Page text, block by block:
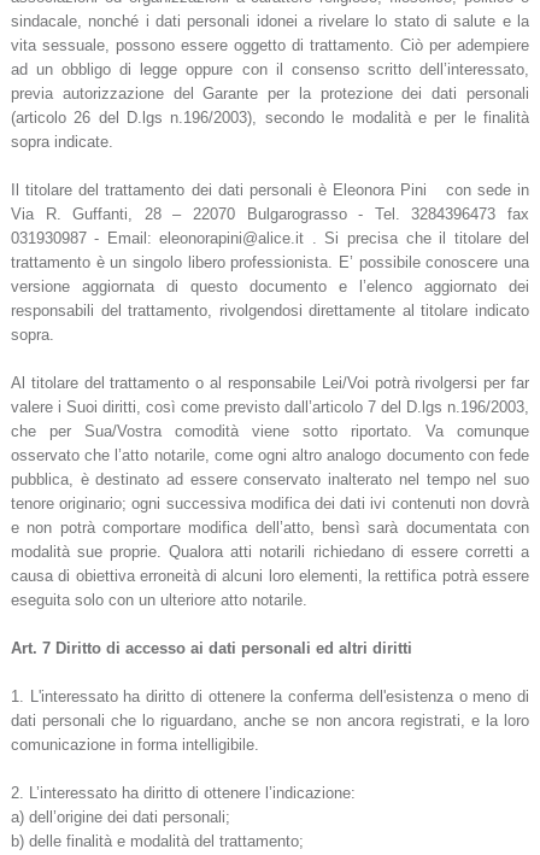
sindacale, nonché i dati personali idonei a rivelare lo stato di salute e la
vita sessuale, possono essere oggetto di trattamento. Ciò per adempiere
ad un obbligo di legge oppure con il consenso scritto dell’interessato,
previa autorizzazione del Garante per la protezione dei dati personali
(articolo 26 del D.lgs n.196/2003), secondo le modalità e per le finalità
sopra indicate.
Il titolare del trattamento dei dati personali è Eleonora Pini con sede in
Via R. Guffanti, 28 – 22070 Bulgarograsso - Tel. 3284396473 fax
031930987 - Email: eleonorapini@alice.it . Si precisa che il titolare del
trattamento è un singolo libero professionista. E’ possibile conoscere una
versione aggiornata di questo documento e l’elenco aggiornato dei
responsabili del trattamento, rivolgendosi direttamente al titolare indicato
sopra.
Al titolare del trattamento o al responsabile Lei/Voi potrà rivolgersi per far
valere i Suoi diritti, così come previsto dall’articolo 7 del D.lgs n.196/2003,
che per Sua/Vostra comodità viene sotto riportato. Va comunque
osservato che l’atto notarile, come ogni altro analogo documento con fede
pubblica, è destinato ad essere conservato inalterato nel tempo nel suo
tenore originario; ogni successiva modifica dei dati ivi contenuti non dovrà
e non potrà comportare modifica dell’atto, bensì sarà documentata con
modalità sue proprie. Qualora atti notarili richiedano di essere corretti a
causa di obiettiva erroneità di alcuni loro elementi, la rettifica potrà essere
eseguita solo con un ulteriore atto notarile.
Art. 7 Diritto di accesso ai dati personali ed altri diritti
1. L'interessato ha diritto di ottenere la conferma dell'esistenza o meno di
dati personali che lo riguardano, anche se non ancora registrati, e la loro
comunicazione in forma intelligibile.
2. L’interessato ha diritto di ottenere l’indicazione:
a) dell’origine dei dati personali;
b) delle finalità e modalità del trattamento;